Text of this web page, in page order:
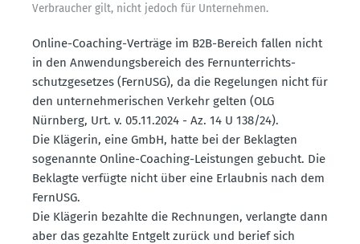
Verbraucher gilt, nicht jedoch für Unter­nehmen.
Online-Coaching-Verträge im B2B-Bereich fallen nicht
in den Anwen­dungs­be­reich des Fernun­ter­richts­
schutz­ge­setzes (FernUSG), da die Regelungen nicht für
den unter­neh­me­ri­schen Verkehr gelten (OLG
Nürnberg, Urt. v. 05.11.2024 - Az. 14 U 138/24).
Die Klägerin, eine GmbH, hatte bei der Beklagten
sogenannte Online-Coaching-Leistungen gebucht. Die
Beklagte verfügte nicht über eine Erlaubnis nach dem
FernUSG.
Die Klägerin bezahlte die Rechnungen, verlangte dann
aber das gezahlte Entgelt zurück und berief sich